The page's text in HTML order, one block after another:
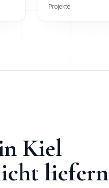
Projekte
Kiel
liefern